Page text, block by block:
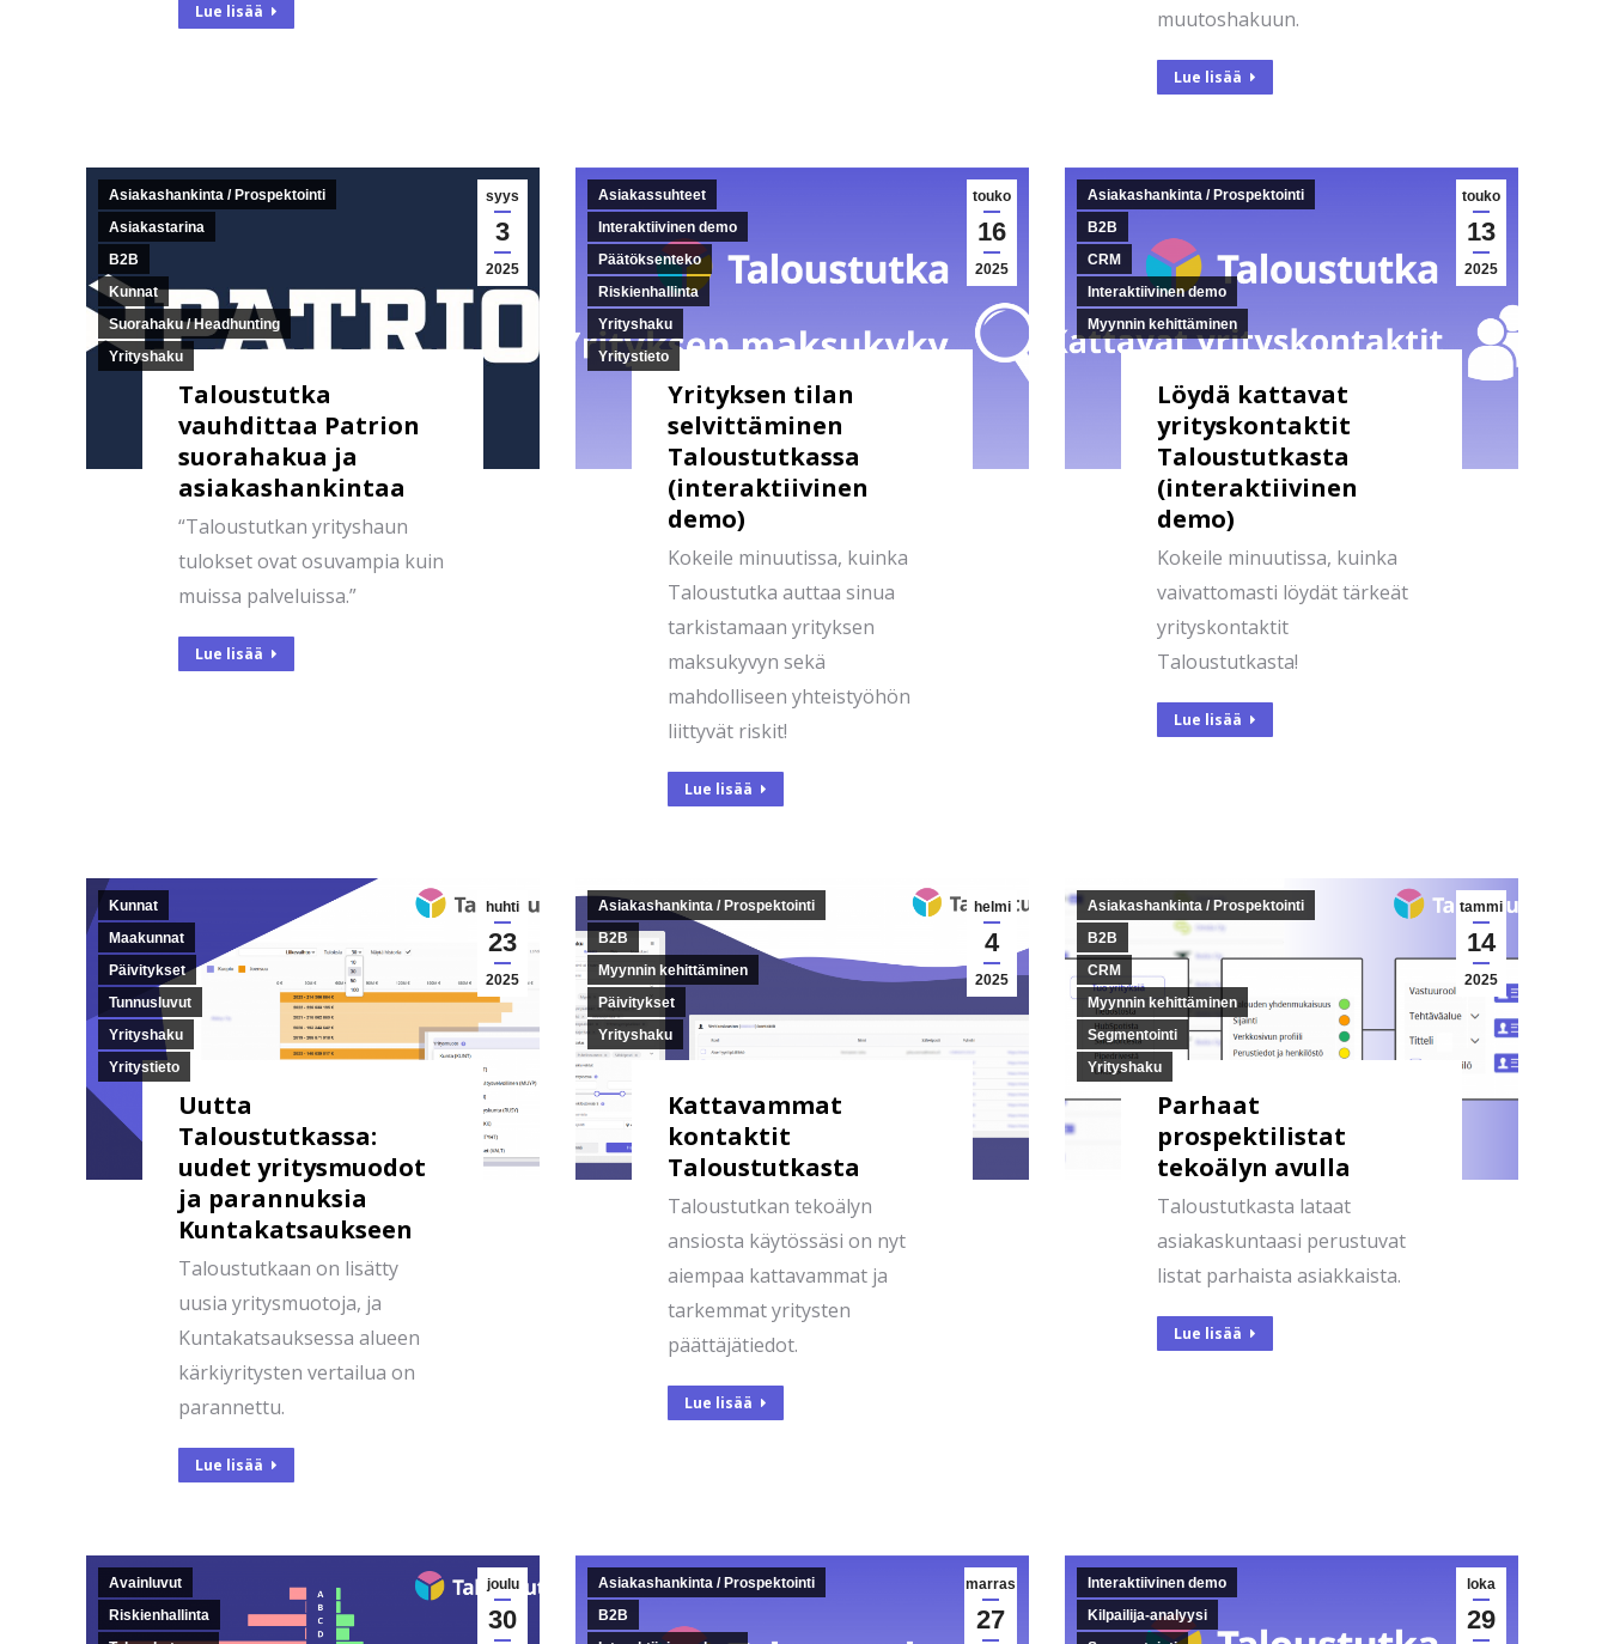
Lue lisää
muutoshakuun.
Lue lisää
syys
3
2025
Asiakashankinta / Prospektointi
Asiakastarina
B2B
Kunnat
Suorahaku / Headhunting
Yrityshaku
Taloustutka
vauhdittaa Patrion
suorahakua ja
asiakashankintaa
“Taloustutkan yrityshaun
tulokset ovat osuvampia kuin
muissa palveluissa.”
Lue lisää
touko
16
2025
Asiakassuhteet
Interaktiivinen demo
Päätöksenteko
Riskienhallinta
Yrityshaku
Yritystieto
Yrityksen tilan
selvittäminen
Taloustutkassa
(interaktiivinen
demo)
Kokeile minuutissa, kuinka
Taloustutka auttaa sinua
tarkistamaan yrityksen
maksukyvyn sekä
mahdolliseen yhteistyöhön
liittyvät riskit!
Lue lisää
touko
13
2025
Asiakashankinta / Prospektointi
B2B
CRM
Interaktiivinen demo
Myynnin kehittäminen
Löydä kattavat
yrityskontaktit
Taloustutkasta
(interaktiivinen
demo)
Kokeile minuutissa, kuinka
vaivattomasti löydät tärkeät
yrityskontaktit
Taloustutkasta!
Lue lisää
huhti
23
2025
Kunnat
Maakunnat
Päivitykset
Tunnusluvut
Yrityshaku
Yritystieto
Uutta
Taloustutkassa:
uudet yritysmuodot
ja parannuksia
Kuntakatsaukseen
Taloustutkaan on lisätty
uusia yritysmuotoja, ja
Kuntakatsauksessa alueen
kärkiyritysten vertailua on
parannettu.
Lue lisää
helmi
4
2025
Asiakashankinta / Prospektointi
B2B
Myynnin kehittäminen
Päivitykset
Yrityshaku
Kattavammat
kontaktit
Taloustutkasta
Taloustutkan tekoälyn
ansiosta käytössäsi on nyt
aiempaa kattavammat ja
tarkemmat yritysten
päättäjätiedot.
Lue lisää
tammi
14
2025
Asiakashankinta / Prospektointi
B2B
CRM
Myynnin kehittäminen
Segmentointi
Yrityshaku
Parhaat
prospektilistat
tekoälyn avulla
Taloustutkasta lataat
asiakaskuntaasi perustuvat
listat parhaista asiakkaista.
Lue lisää
joulu
30
Avainluvut
Riskienhallinta
marras
27
Asiakashankinta / Prospektointi
B2B
loka
29
Interaktiivinen demo
Kilpailija-analyysi